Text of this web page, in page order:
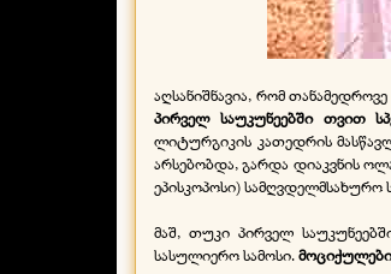
აღსანიშნავია, რომ
პირველ საუკუნეებში თვით
ლიტურგიკის კათედრის
არსებობდა, გარდა დიაკვნის
ეპისკოპოსი) სამღვდელმსახურო
მაშ, თუკი პირველ
სასულიერო სამოსი.